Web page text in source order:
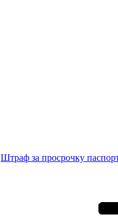
Штраф за просрочку